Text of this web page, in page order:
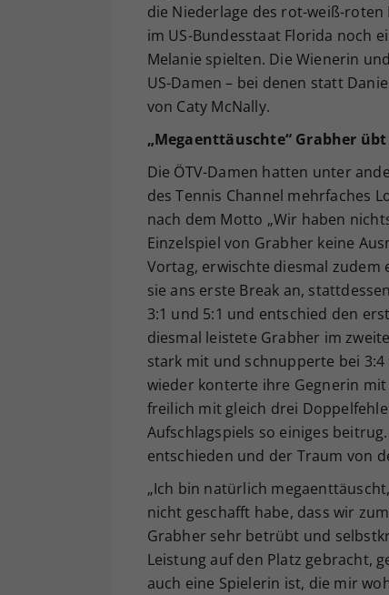
die Niederlage des rot-weiß-
im US-Bundesstaat Florida noch
Melanie spielten. Die Wienerin
US-Damen – bei denen statt
von Caty McNally.
„Megaenttäuschte“ Grabher
Die ÖTV-Damen hatten unter
des Tennis Channel mehrfaches
nach dem Motto „Wir haben
Einzelspiel von Grabher keine
Vortag, erwischte diesmal zudem
sie ans erste Break an,
3:1 und 5:1 und entschied den
diesmal leistete Grabher im
stark mit und schnupperte bei 3:4
wieder konterte ihre Gegnerin
freilich mit gleich drei
Aufschlagspiels so einiges
entschieden und der Traum von
„Ich bin natürlich
nicht geschafft habe, dass wir
Grabher sehr betrübt und
Leistung auf den Platz gebracht,
auch eine Spielerin ist, die mir